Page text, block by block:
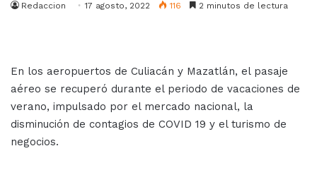
Redaccion 17 agosto, 2022 116 2 minutos de lectura
En los aeropuertos de Culiacán y Mazatlán, el pasaje
aéreo se recuperó durante el periodo de vacaciones de
verano, impulsado por el mercado nacional, la
disminución de contagios de COVID 19 y el turismo de
negocios.